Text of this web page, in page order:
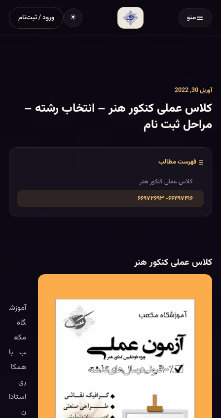
منو ☀ ورود / ثبت‌نام
آوریل 30, 2022
کلاس عملی کنکور هنر – انتخاب رشته –
مراحل ثبت نام
کلاس عملی کنکور هنر
آموزش
گاه
مکع
ب با
همکا
ری
استادا
ن
فهرست مطالب
کلاس عملی کنکور هنر
۶۶۴۹۷۴۱۶- ۶۶۹۷۲۶۹۳